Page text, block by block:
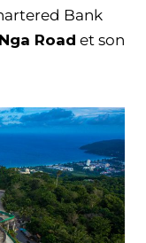
Bank
Road et son